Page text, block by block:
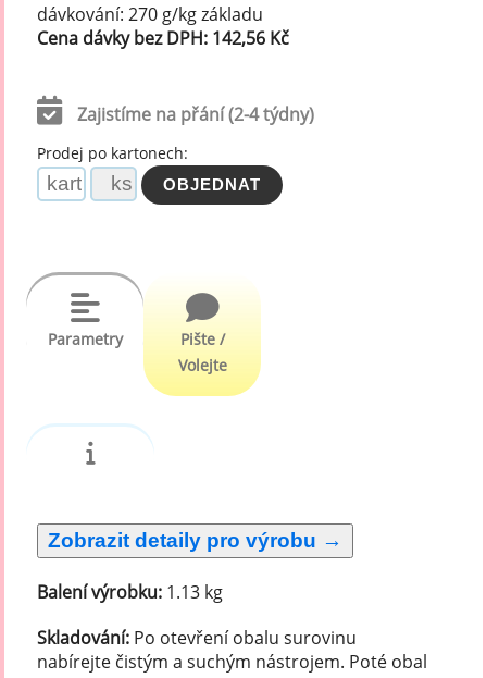
dávkování: 270 g/kg základu
Cena dávky bez DPH: 142,56 Kč
Zajistíme na přání (2-4 týdny)
Prodej po kartonech:
Parametry
Pište /
Volejte
Balení výrobku: 1.13 kg
Skladování: Po otevření obalu surovinu
nabírejte čistým a suchým nástrojem. Poté obal